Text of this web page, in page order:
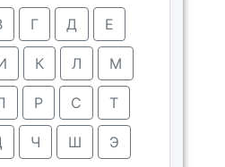
Г Д Е
К Л М
Р С Т
Ч Ш Э